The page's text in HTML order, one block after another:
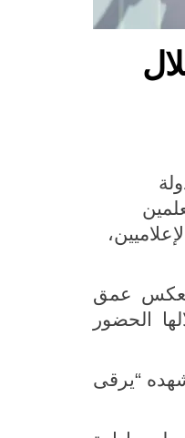
درهم خلال
دولة
تعكس عمق
الحضور
“يرقى